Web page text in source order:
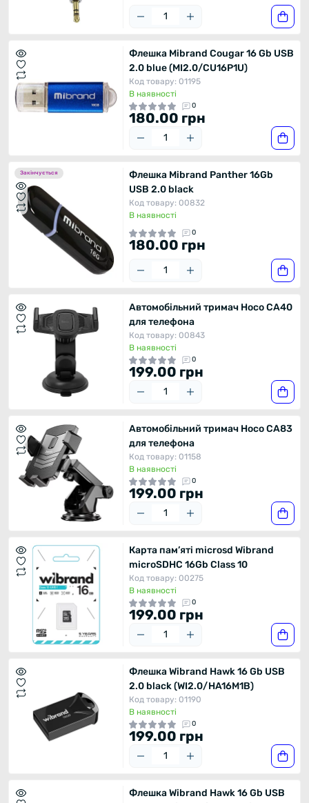
Флешка Mibrand Cougar 16 Gb USB
2.0 blue (MI2.0/CU16P1U)
Код товару: 01195
В наявності
0
180.00 грн
Закінчується
Флешка Mibrand Panther 16Gb
USB 2.0 black
Код товару: 00832
В наявності
0
180.00 грн
Автомобільний тримач Hoco CA40
для телефона
Код товару: 00843
В наявності
0
199.00 грн
Автомобільний тримач Hoco CA83
для телефона
Код товару: 01158
В наявності
0
199.00 грн
Карта пам’яті microsd Wibrand
microSDHC 16Gb Class 10
Код товару: 00275
В наявності
0
199.00 грн
Флешка Wibrand Hawk 16 Gb USB
2.0 black (WI2.0/HA16M1B)
Код товару: 01190
В наявності
0
199.00 грн
Флешка Wibrand Hawk 16 Gb USB